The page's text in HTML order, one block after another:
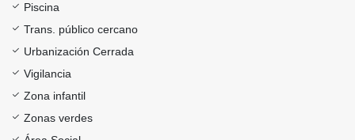
Piscina
Trans. público cercano
Urbanización Cerrada
Vigilancia
Zona infantil
Zonas verdes